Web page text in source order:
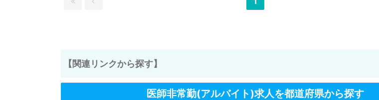
【関連リンクから探す】
医師非常勤(アルバイト)求人を都道府県から探す